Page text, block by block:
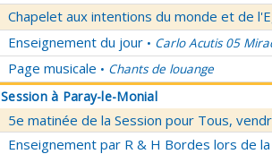
Chapelet aux intentions du monde et de
Enseignement du jour • Carlo Acutis 05
Page musicale • Chants de louange
Session à Paray-le-Monial
5e matinée de la Session pour Tous,
Enseignement par R & H Bordes lors de